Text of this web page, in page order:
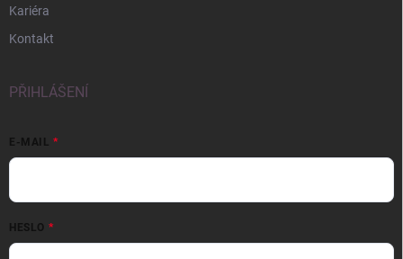
Kariéra
Kontakt
PŘIHLÁŠENÍ
E-MAIL
HESLO